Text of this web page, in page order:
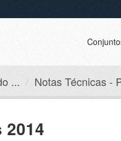
... Notas Técnicas -
2014